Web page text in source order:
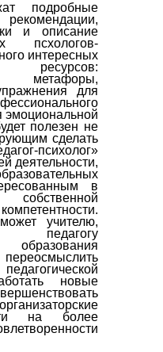
подробные
и описание
псхологов-
интересных
ресурсов:
метафоры,
для
эмоциональной
полезен не
сделать
психолог»
деятельности,
в
учителю,
педагогу
образования
новые
на более